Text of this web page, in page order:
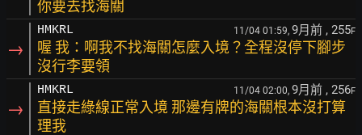
你要去找海關
→
HMKRL 11/04 01:59, 9月前 , 255F
喔 我：啊我不找海關怎麼入境？全程沒停下腳步
沒行李要領
→
HMKRL 11/04 02:00, 9月前 , 256F
直接走綠線正常入境 那邊有牌的海關根本沒打算
理我